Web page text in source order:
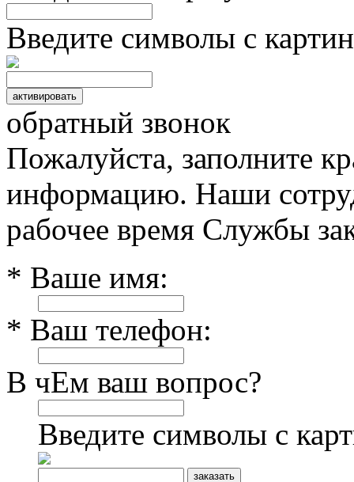
Введите символы с
обратный звонок
Пожалуйста, заполните
информацию. Наши
рабочее время Службы
* Ваше имя:
* Ваш телефон:
В чЕм ваш вопрос?
Введите символы с